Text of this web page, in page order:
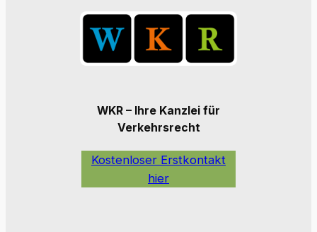
WKR – Ihre Kanzlei für
Verkehrsrecht
Kostenloser Erstkontakt
hier